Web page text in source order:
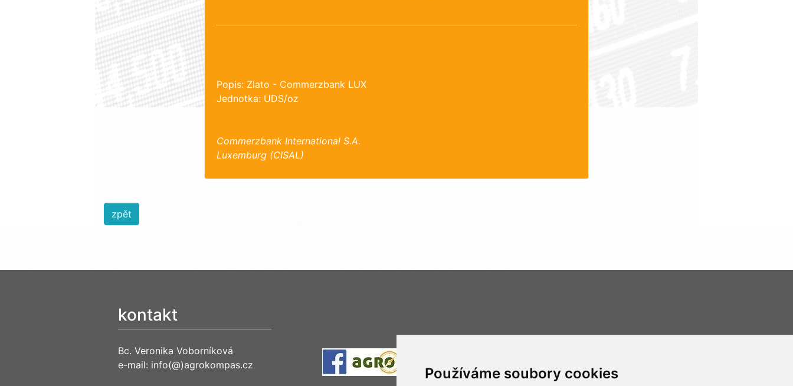
Používáme soubory cookies
Popis: Zlato - Commerzbank LUX
Jednotka: UDS/oz
Commerzbank International S.A.
Luxemburg (CISAL)
zpět
kontakt
Bc. Veronika Voborníková
e-mail: info(@)agrokompas.cz